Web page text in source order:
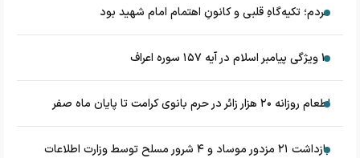
مردم؛ تکیه‌گاهِ قلبی و کانونِ اهتمام امام شهید بود
۱۰ ویژگی پیامبر اسلام در آیه ۱۵۷ سوره اعراف
اطعام روزانه ۲۰ هزار زائر در حرم بانوی کرامت تا پایان ماه صفر
بازداشت ۲۱ مزدور موساد و ۴ شرور مسلح توسط وزارت اطلاعات